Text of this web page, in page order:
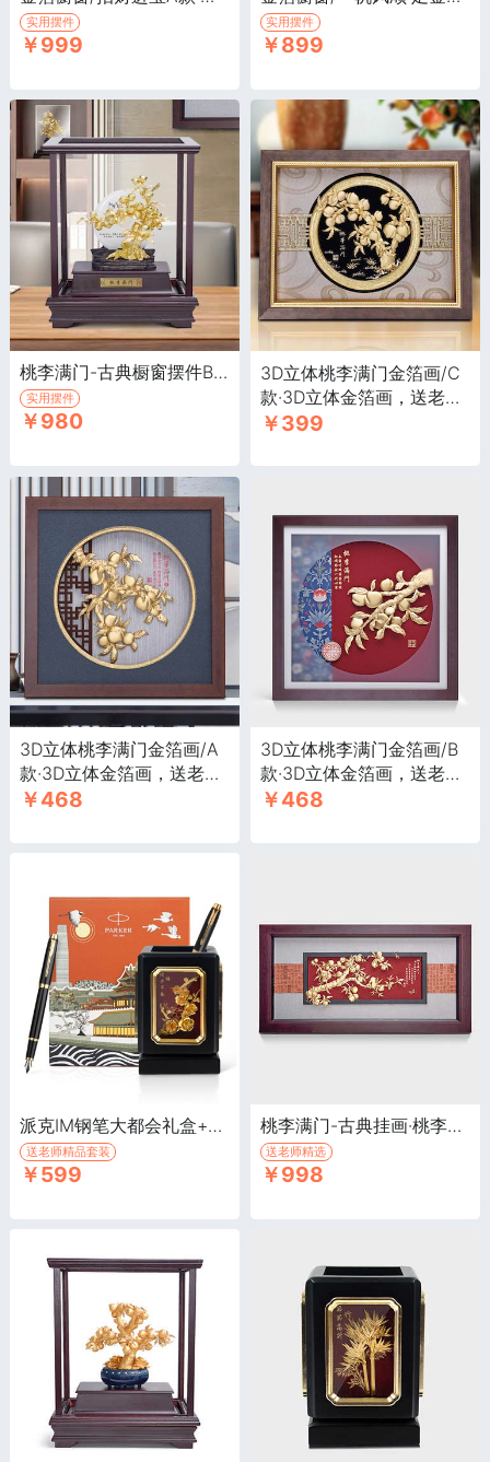
实用摆件
￥999
实用摆件
￥899
桃李满门-古典橱窗摆件B款·足金金箔 书房办公桌摆件
实用摆件
￥980
3D立体桃李满门金箔画/C
款·3D立体金箔画，送老师
礼品，家居装饰画
￥399
3D立体桃李满门金箔画/A
款·3D立体金箔画，送老师
礼品，家居装饰画
￥468
3D立体桃李满门金箔画/B
款·3D立体金箔画，送老师
礼品，家居装饰画
￥468
派克IM钢笔大都会礼盒+旋转笔筒四君子组合套装·梅兰竹菊四君子笔筒+PARKER钢笔组合
送老师精品套装
￥599
桃李满门-古典挂画·桃李满门-古典挂画
送老师精选
￥998